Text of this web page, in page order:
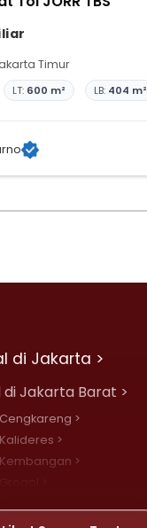
Timur
LT: 600 m² LB: 404 m²
di Jakarta >
Jakarta Barat >
>
>
>
>